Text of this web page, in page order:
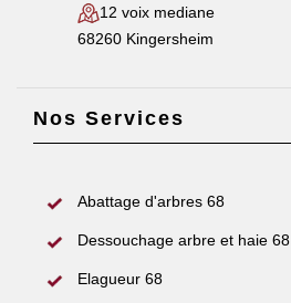
12 voix mediane
68260 Kingersheim
Nos Services
Abattage d'arbres 68
Dessouchage arbre et haie 68
Elagueur 68